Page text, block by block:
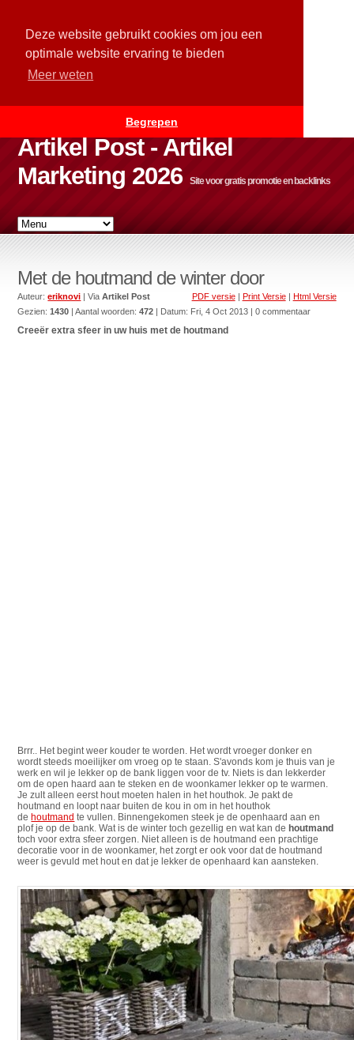
Deze website gebruikt cookies om jou een
optimale website ervaring te bieden
Meer weten
Begrepen
Artikel Post - Artikel
Marketing 2026
Site voor gratis promotie en backlinks
Met de houtmand de winter door
PDF versie| Print Versie| Html Versie
Auteur:eriknovi | ViaArtikel Post
Gezien:1430 | Aantal woorden:472 | Datum: Fri, 4 Oct 2013 | 0 commentaar
Creeër extra sfeer in uw huis met de houtmand
Brrr.. Het begint weer kouder te worden. Het wordt vroeger donker en
wordt steeds moeilijker om vroeg op te staan. S'avonds kom je thuis van je
werk en wil je lekker op de bank liggen voor de tv. Niets is dan lekkerder
om de open haard aan te steken en de woonkamer lekker op te warmen.
Je zult alleen eerst hout moeten halen in het houthok. Je pakt de
houtmand en loopt naar buiten de kou in om in het houthok
dehoutmand te vullen. Binnengekomen steek je de openhaard aan en
plof je op de bank. Wat is de winter toch gezellig en wat kan dehoutmand
toch voor extra sfeer zorgen. Niet alleen is de houtmand een prachtige
decoratie voor in de woonkamer, het zorgt er ook voor dat de houtmand
weer is gevuld met hout en dat je lekker de openhaard kan aansteken.